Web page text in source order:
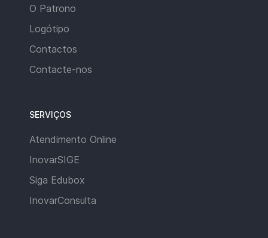
O Patrono
Logótipo
Contactos
Contacte-nos
SERVIÇOS
Atendimento Online
InovarSIGE
Siga Edubox
InovarConsulta